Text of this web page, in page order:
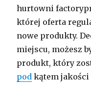
hurtowni
której oferta
nowe produkty.
miejscu, możesz
produkt, który
pod kątem